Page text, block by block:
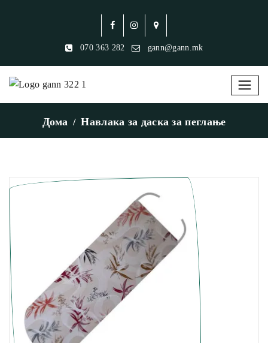
070 363 282 gann@gann.mk
Дома Навлака за даска за пеглање